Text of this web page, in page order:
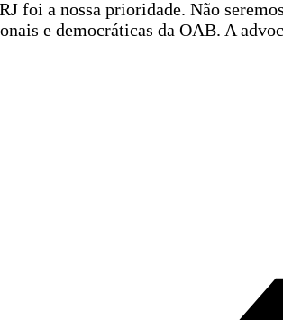
foi a nossa prioridade. Não
e democráticas da OAB. A